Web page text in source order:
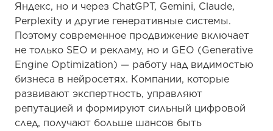
Яндекс, но и через ChatGPT, Gemini, Claude,
Perplexity и другие генеративные системы.
Поэтому современное продвижение включает
не только SEO и рекламу, но и GEO (Generative
Engine Optimization) — работу над видимостью
бизнеса в нейросетях. Компании, которые
развивают экспертность, управляют
репутацией и формируют сильный цифровой
след, получают больше шансов быть